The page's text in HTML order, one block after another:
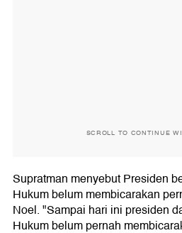
SCROLL TO CONTINUE
Supratman menyebut Presiden
Hukum belum membicarakan
Noel. "Sampai hari ini presiden
Hukum belum pernah